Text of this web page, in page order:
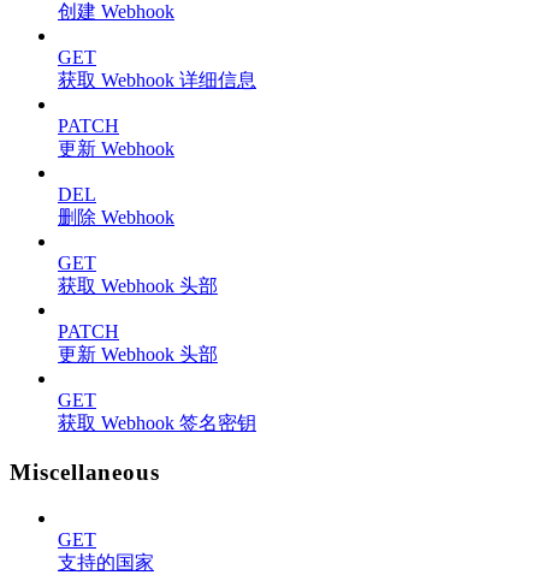
创建 Webhook
GET
获取 Webhook 详细信息
PATCH
更新 Webhook
DEL
删除 Webhook
GET
获取 Webhook 头部
PATCH
更新 Webhook 头部
GET
获取 Webhook 签名密钥
Miscellaneous
GET
支持的国家